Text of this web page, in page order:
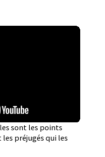
sont les points
préjugés qui les